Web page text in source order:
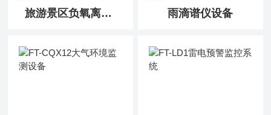
旅游景区负氧离子监测站 雨滴谱仪设备